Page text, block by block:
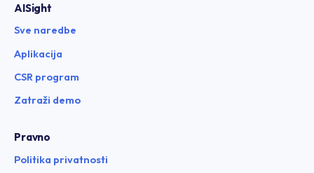
AISight
Sve naredbe
Aplikacija
CSR program
Zatraži demo
Pravno
Politika privatnosti